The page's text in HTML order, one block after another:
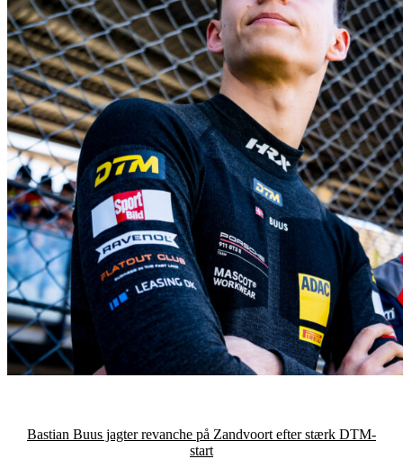
Bastian Buus jagter revanche på Zandvoort efter stærk DTM-
start